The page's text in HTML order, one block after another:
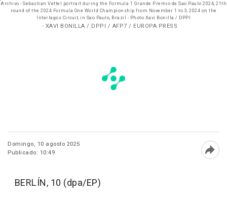
Archivo - Sebastian Vettel portrait during the Formula 1 Grande Premio de Sao Paulo 2024, 21th
round of the 2024 Formula One World Championship from November 1 to 3, 2024 on the
Interlagos Circuit, in Sao Paulo, Brazil - Photo Xavi Bonilla / DPPI
- XAVI BONILLA / DPPI / AFP7 / EUROPA PRESS
Domingo, 10 agosto 2025
Publicado: 10:49
BERLÍN, 10 (dpa/EP)